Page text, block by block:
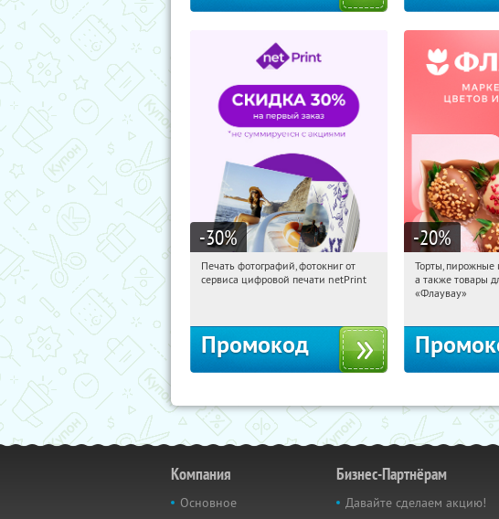
-30%
05:04:08 Получили:
Печать фотографий, фотокниг от
сервиса цифровой печати netPrint
Промокод
-20%
05:04:08
Россия
Торты, пирожные
а также товары
«Флаувау»
Компания
Основное
Бизнес-Партнёрам
Давайте сделаем акцию!